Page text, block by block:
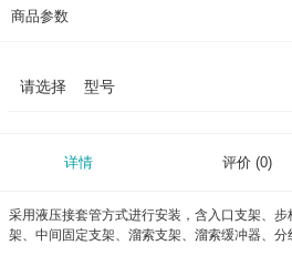
商品参数
请选择 型号
详情 评价 (0)
采用液压接套管方式进行安装，含入口支架、
架、中间固定支架、溜索支架、溜索缓冲器、分